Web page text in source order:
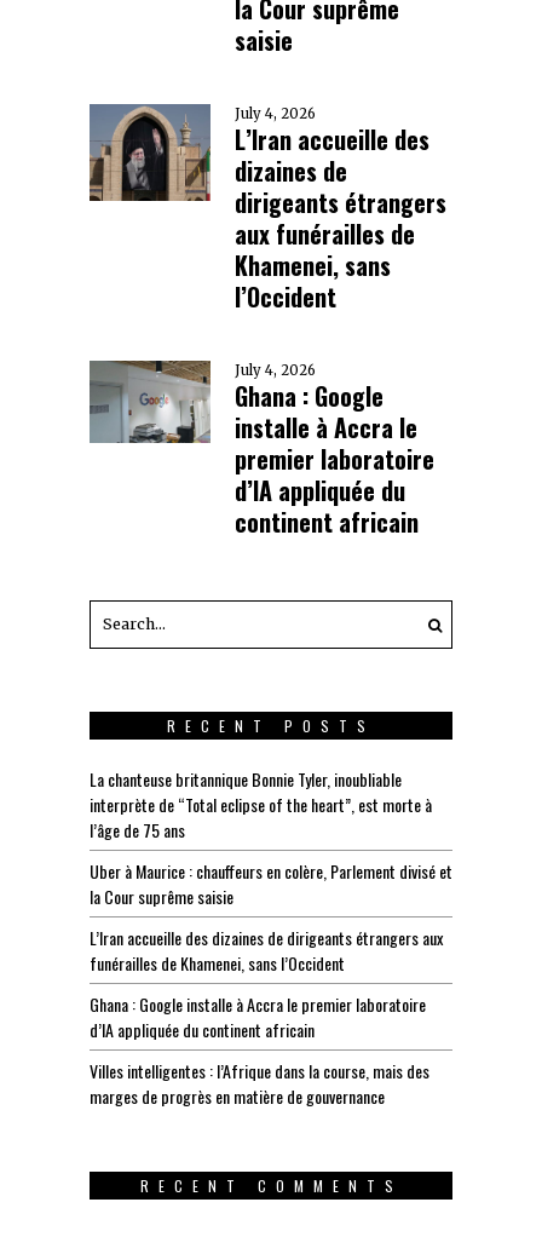
la Cour suprême
saisie
July 4, 2026
L’Iran accueille des
dizaines de
dirigeants étrangers
aux funérailles de
Khamenei, sans
l’Occident
July 4, 2026
Ghana : Google
installe à Accra le
premier laboratoire
d’IA appliquée du
continent africain
RECENT POSTS
La chanteuse britannique Bonnie Tyler, inoubliable
interprète de “Total eclipse of the heart”, est morte à
l’âge de 75 ans
Uber à Maurice : chauffeurs en colère, Parlement divisé et
la Cour suprême saisie
L’Iran accueille des dizaines de dirigeants étrangers aux
funérailles de Khamenei, sans l’Occident
Ghana : Google installe à Accra le premier laboratoire
d’IA appliquée du continent africain
Villes intelligentes : l’Afrique dans la course, mais des
marges de progrès en matière de gouvernance
RECENT COMMENTS